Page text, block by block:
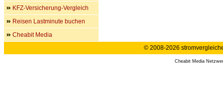
KFZ-Versicherung-Vergleich
Reisen Lastminute buchen
Cheabit Media
© 2008-2026
Cheabit Media